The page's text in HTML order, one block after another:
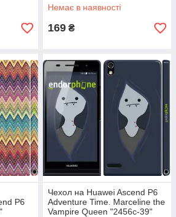
Немає в наявності
169 ₴
P6
Чехол на Huawei Ascend P6
Adventure Time. Marceline the
Vampire Queen "2456c-39"